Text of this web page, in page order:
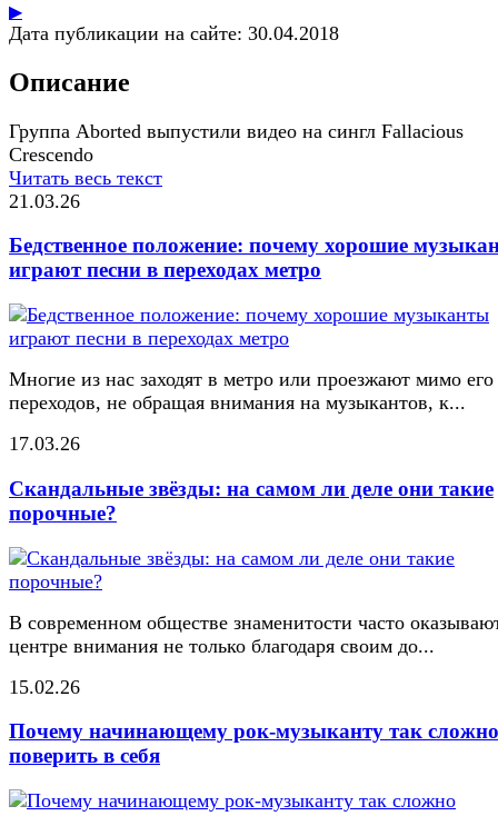
▶
Дата публикации на сайте: 30.04.2018
Описание
Группа Aborted выпустили видео на сингл Fallacious
Crescendo
Читать весь текст
21.03.26
Бедственное положение: почему хорошие
играют песни в переходах метро
Многие из нас заходят в метро или проезжают мимо его
переходов, не обращая внимания на музыкантов, к...
17.03.26
Скандальные звёзды: на самом ли деле они такие
порочные?
В современном обществе знаменитости часто
центре внимания не только благодаря своим до...
15.02.26
Почему начинающему рок-музыканту так сложно
поверить в себя